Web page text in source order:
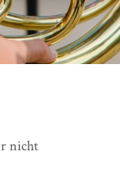
nicht